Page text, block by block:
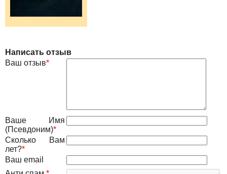
Написать отзыв
Ваш отзыв*
Ваше Имя
(Псевдоним)*
Сколько Вам
лет?*
Ваш email